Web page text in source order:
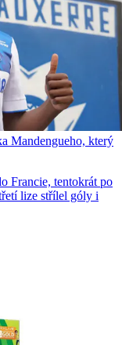
Mandengueho, který
Francie, tentokrát po
lize střílel góly i